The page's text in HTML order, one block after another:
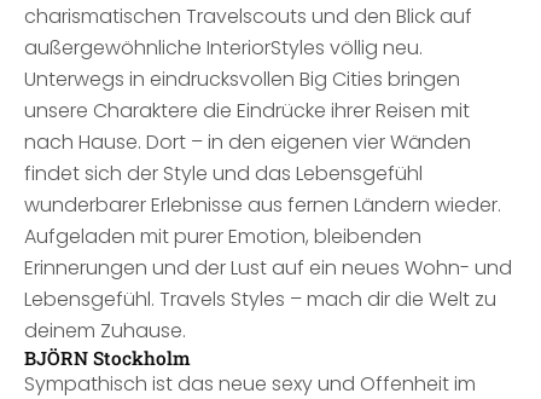
charismatischen Travelscouts und den Blick auf
außergewöhnliche InteriorStyles völlig neu.
Unterwegs in eindrucksvollen Big Cities bringen
unsere Charaktere die Eindrücke ihrer Reisen mit
nach Hause. Dort – in den eigenen vier Wänden
findet sich der Style und das Lebensgefühl
wunderbarer Erlebnisse aus fernen Ländern wieder.
Aufgeladen mit purer Emotion, bleibenden
Erinnerungen und der Lust auf ein neues Wohn- und
Lebensgefühl. Travels Styles – mach dir die Welt zu
deinem Zuhause.
BJÖRN Stockholm
Sympathisch ist das neue sexy und Offenheit im